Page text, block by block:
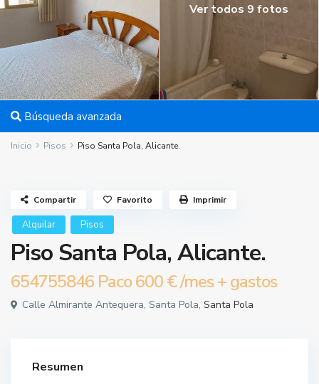
Ver todos 9 fotos
Búsqueda avanzada
Inicio Pisos Piso Santa Pola, Alicante.
Alquilar Pisos
Piso Santa Pola, Alicante.
654755846 Paco600 €/mes + gastos
Calle Almirante Antequera, Santa Pola, Santa Pola
Compartir Favorito Imprimir
Resumen